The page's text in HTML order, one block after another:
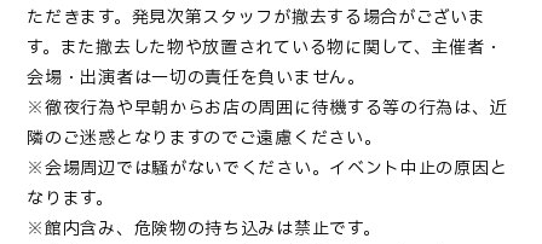
ただきます。発見次第スタッフが撤去する場合がございま
す。また撤去した物や放置されている物に関して、主催者・
会場・出演者は一切の責任を負いません。
※徹夜行為や早朝からお店の周囲に待機する等の行為は、近
隣のご迷惑となりますのでご遠慮ください。
※会場周辺では騒がないでください。イベント中止の原因と
なります。
※館内含み、危険物の持ち込みは禁止です。